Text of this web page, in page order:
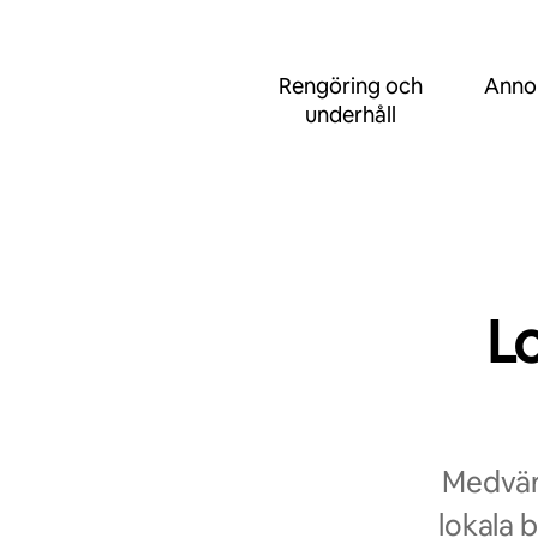
Rengöring och
underhåll
lokala